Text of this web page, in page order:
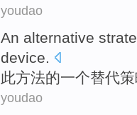
youdao
An alternative
device
此方法的一个替代
youdao